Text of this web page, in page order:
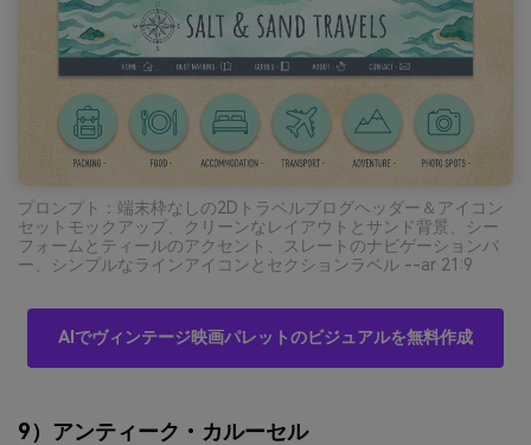
プロンプト：端末枠なしの2Dトラベルブログヘッダー＆アイコン
セットモックアップ、クリーンなレイアウトとサンド背景、シー
フォームとティールのアクセント、スレートのナビゲーションバ
ー、シンプルなラインアイコンとセクションラベル --ar 21:9
AIでヴィンテージ映画パレットのビジュアルを無料作成
9）アンティーク・カルーセル